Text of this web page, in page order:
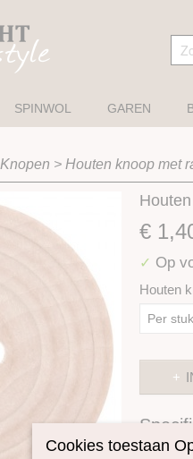
SPINWOL GAREN
Knopen > Houten knoop met
€
✓ Op
Houten
Cookies toestaan